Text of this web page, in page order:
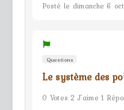
Posté le dimanche 6
Questions
Le système des
0 Votes 2 J'aime 1